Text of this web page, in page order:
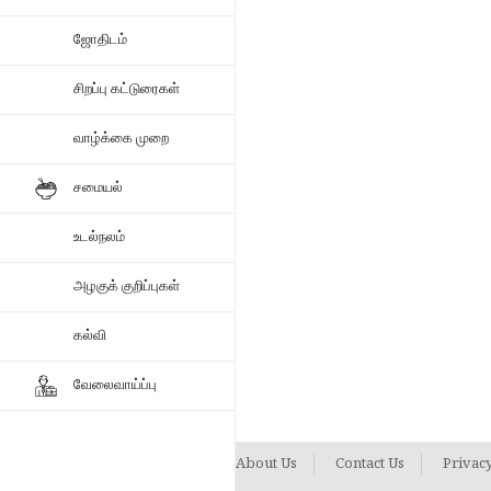
ஜோதிடம்
சிறப்பு கட்டுரைகள்
வாழ்க்கை முறை
சமையல்
உடல்நலம்
அழகுக் குறிப்புகள்
கல்வி
வேலைவாய்ப்பு
About Us Contact Us